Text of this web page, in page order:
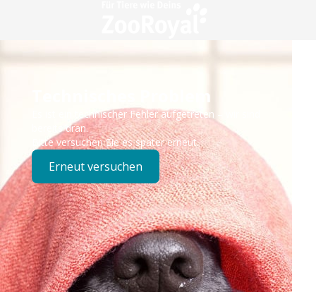
Technisches Problem
Es ist ein technischer Fehler aufgetreten – wir sind
bereits dran.
Bitte versuchen Sie es später erneut.
Erneut versuchen